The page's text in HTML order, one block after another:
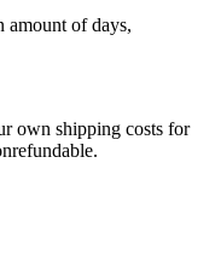
amount of days,
own shipping costs for